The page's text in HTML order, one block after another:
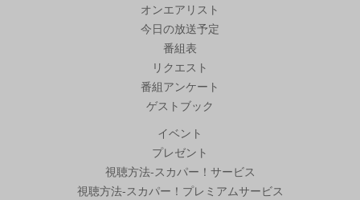
オンエアリスト
今日の放送予定
番組表
リクエスト
番組アンケート
ゲストブック
イベント
プレゼント
視聴方法-スカパー！サービス
視聴方法-スカパー！プレミアムサービス